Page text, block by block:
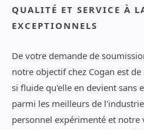
QUALITÉ ET SERVICE À
EXCEPTIONNELS
De votre demande de
notre objectif chez Cogan est
si fluide qu'elle en devient sans
parmi les meilleurs de
personnel expérimenté et notre